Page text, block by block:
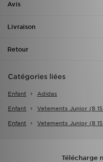
Avis
Livraison
Retour
Catégories liées
Enfant Adidas
Enfant Vetements Junior (8
Enfant Vetements Junior (8
Télécharge